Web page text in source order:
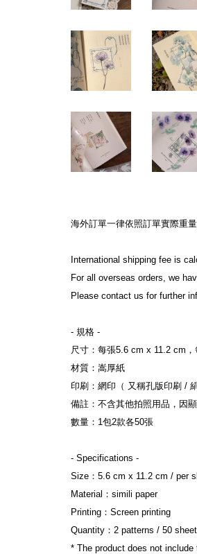
海外訂單一律依照訂單實際重
International shipping fee is
For all overseas orders, we
Please contact us for further
- 規格 -
尺寸：每張5.6 cm x 11.2 cm
材質：嵩厚紙
印刷：網印（ 又稱孔版印刷 / 絹
備註：不含其他拍照用品，因
數量：1包2款各50張
- Specifications -
Size：5.6 cm x 11.2 cm / per
Material：simili paper
Printing：Screen printing
Quantity：2 patterns / 50
* The product does not